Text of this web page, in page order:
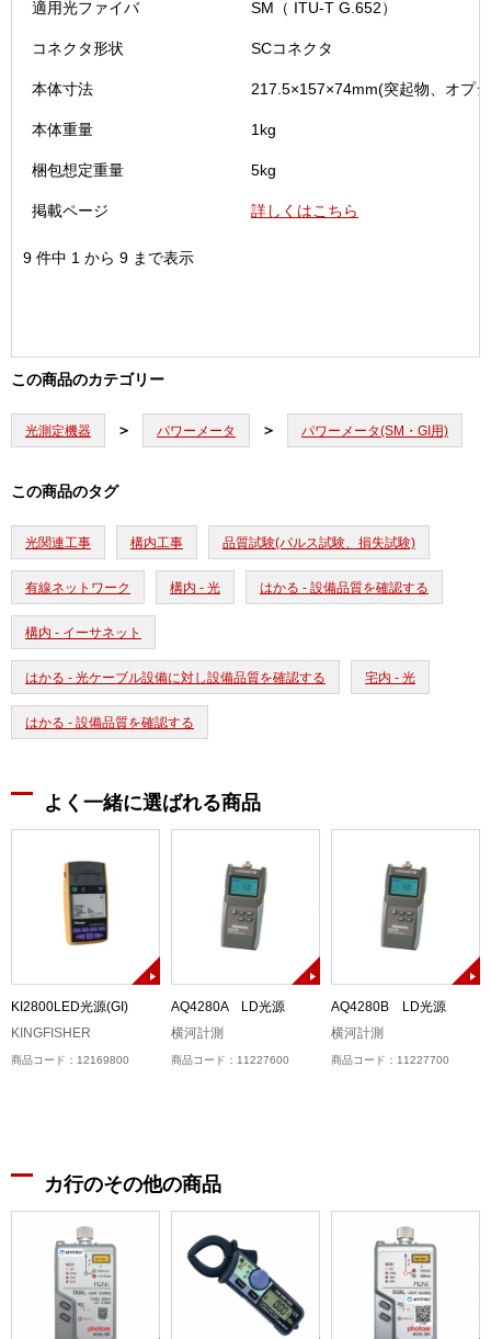
適用光ファイバ SM（ ITU-T G.652）
コネクタ形状 SCコネクタ
本体寸法 217.5×157×74mm(突起物、オプ
本体重量 1kg
梱包想定重量 5kg
掲載ページ 詳しくはこちら
9 件中 1 から 9 まで表示
この商品のカテゴリー
光測定機器 パワーメータ パワーメータ(SM・GI用)
この商品のタグ
光関連工事 構内工事 品質試験(パルス試験、損失試験)
有線ネットワーク 構内 - 光 はかる - 設備品質を確認する
構内 - イーサネット
はかる - 光ケーブル設備に対し設備品質を確認する 宅内 - 光
はかる - 設備品質を確認する
よく一緒に選ばれる商品
KI2800LED光源(GI)
KINGFISHER
商品コード：12169800
AQ4280A LD光源
横河計測
商品コード：11227600
AQ4280B LD光源
横河計測
商品コード：11227700
カ行のその他の商品